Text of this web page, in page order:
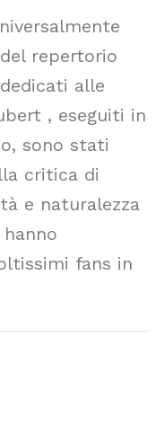
repertorio
alle
, eseguiti in
sono stati
critica di
e naturalezza
fans in